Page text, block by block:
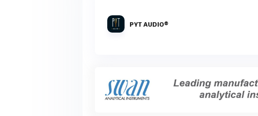
PYT AUDIO®